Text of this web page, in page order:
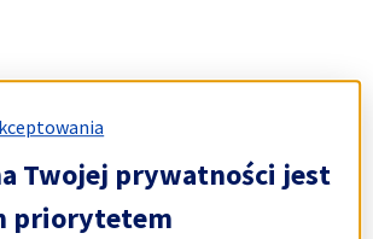
Twojej prywatności jest
priorytetem